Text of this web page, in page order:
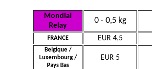
Mondial
Relay
0 - 0,5 kg
FRANCE EUR 4,5
Belgique /
Luxembourg /
Pays Bas
EUR 5